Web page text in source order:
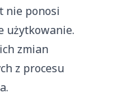
nie ponosi
użytkowanie.
zmian
z procesu